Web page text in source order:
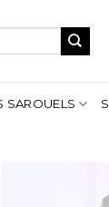
SAROUELS